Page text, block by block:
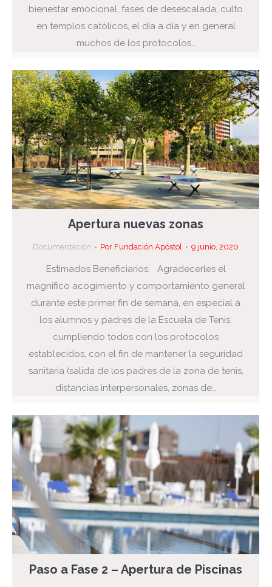
bienestar emocional, fases de desescalada, culto
en templos católicos, el día a día y en general
muchos de los protocolos…
Apertura nuevas zonas
Documentación Por Fundación Apóstol 9 junio, 2020
Estimados Beneficiarios: Agradecerles el
magnífico acogimiento y comportamiento general
durante este primer fin de semana, en especial a
los alumnos y padres de la Escuela de Tenis,
cumpliendo todos con los protocolos
establecidos, con el fin de mantener la seguridad
sanitaria (salida de los padres de la zona de tenis,
distancias interpersonales, zonas de…
Paso a Fase 2 – Apertura de Piscinas